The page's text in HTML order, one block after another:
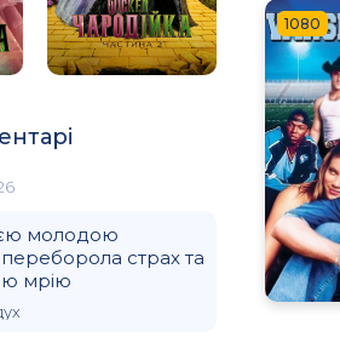
молодою
страх та
мрію
1080